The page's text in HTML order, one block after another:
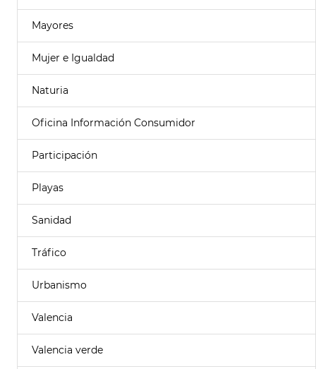
Mayores
Mujer e Igualdad
Naturia
Oficina Información Consumidor
Participación
Playas
Sanidad
Tráfico
Urbanismo
Valencia
Valencia verde